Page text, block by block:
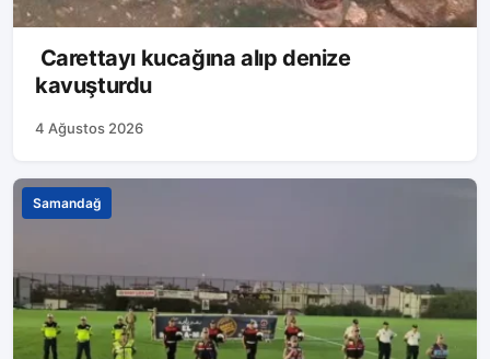
Carettayı kucağına alıp denize
kavuşturdu
4 Ağustos 2026
Samandağ